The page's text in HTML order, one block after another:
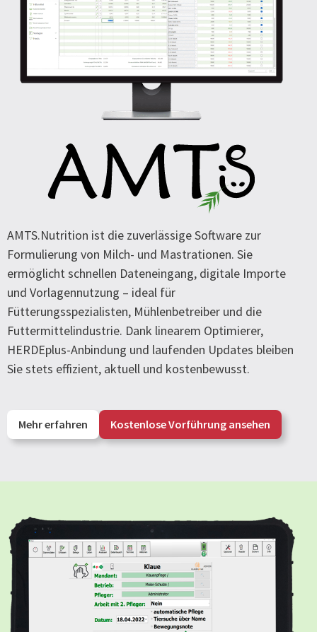
AMTS.Nutrition ist die zuverlässige Software zur
Formulierung von Milch- und Mastrationen. Sie
ermöglicht schnellen Dateneingang, digitale Importe
und Vorlagennutzung – ideal für
Fütterungsspezialisten, Mühlenbetreiber und die
Futtermittelindustrie. Dank linearem Optimierer,
HERDEplus-Anbindung und laufenden Updates bleiben
Sie stets effizient, aktuell und kostenbewusst.
Mehr erfahren Kostenlose Vorführung ansehen